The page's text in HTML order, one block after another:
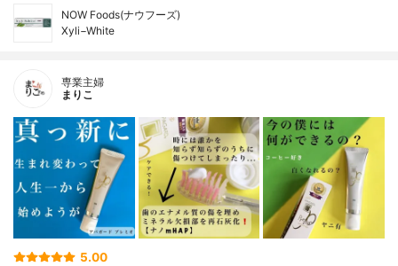
NOW Foods(ナウフーズ)
Xyli−White
専業主婦
まりこ
5.00